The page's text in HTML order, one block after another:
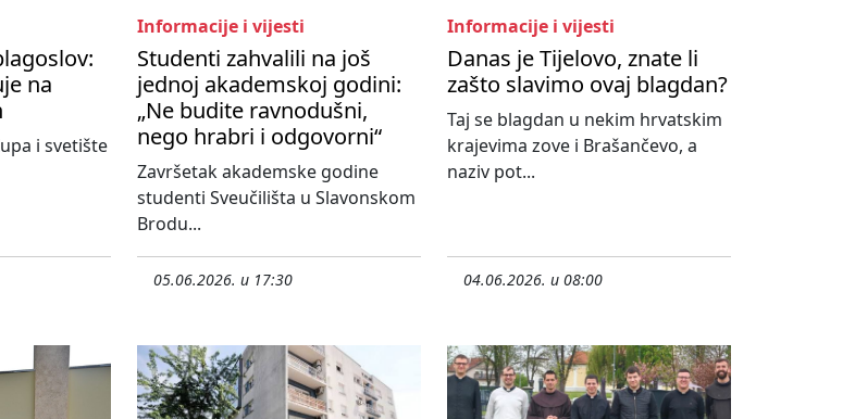
na
i svetište
Informacije i vijesti
Studenti zahvalili na još
jednoj akademskoj godini:
„Ne budite ravnodušni,
nego hrabri i odgovorni“
Završetak akademske godine
studenti Sveučilišta u Slavonskom
Brodu...
05.06.2026. u 17:30
Informacije i vijesti
Danas je Tijelovo, znate li
zašto slavimo ovaj blagdan?
Taj se blagdan u nekim hrvatskim
krajevima zove i Brašančevo, a
naziv pot...
04.06.2026. u 08:00